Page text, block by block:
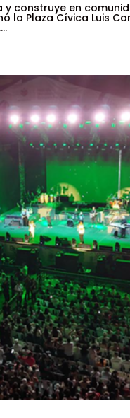
construye en
la Plaza Cívica Luis